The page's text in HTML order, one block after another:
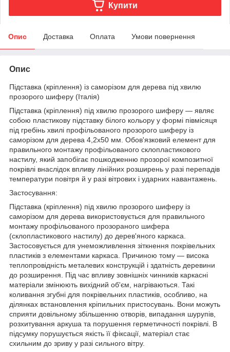
Купити
Опис Доставка Оплата Умови повернення
Опис
Підставка (кріплення) із саморізом для дерева під хвилю
прозорого шиферу (Італія)
Підставка (кріплення) під хвилю прозорого шиферу — являє
собою пластикову підставку білого кольору у формі півмісяця
під гребінь хвилі профільованого прозорого шиферу із
саморізом для дерева 4,2х50 мм. Обов'язковий елемент для
правильного монтажу профільованого склопластикового
настилу, який запобігає пошкодженню прозорої композитної
покрівлі внаслідок впливу лінійних розширень у разі перепадів
температури повітря й у разі вітрових і ударних навантажень.
Застосування:
Підставка (кріплення) під хвилю прозорого шиферу із
саморізом для дерева використовується для правильного
монтажу профільованого прозораного шифера
(склопластикового настилу) до дерев'яного каркаса.
Застосовується для унеможливлення зіткнення покрівельних
пластиків з елементами каркаса. Причиною тому — висока
теплопровідність металевих конструкцій і здатність деревини
до розширення. Під час впливу зовнішніх чинників каркасні
матеріали змінюють вихідний об'єм, нагріваються. Такі
коливання згубні для покрівельних пластиків, особливо, на
ділянках встановлення кріпильних пристосувань. Вони можуть
сприяти довільному збільшенню отворів, випадання шурупів,
розхитування аркуша та порушення герметичності покрівлі. В
підсумку порушується якість її фіксації, матеріал стає
схильним до зриву у разі сильного вітру.